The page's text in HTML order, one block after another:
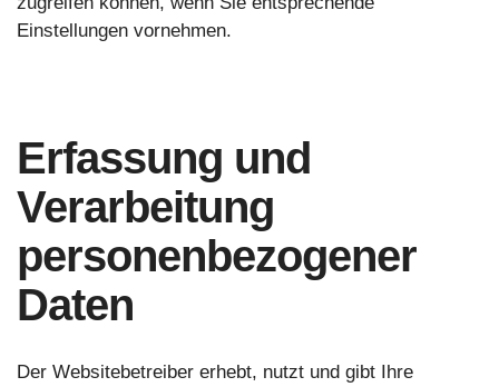
Einstellungen vornehmen.
Erfassung und
Verarbeitung
personenbezogener
Daten
Der Websitebetreiber erhebt, nutzt und gibt Ihre